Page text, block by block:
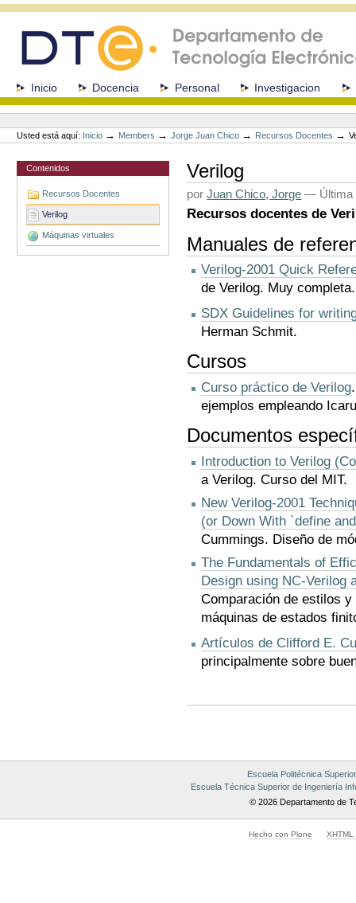
navegación
SeccionesInicio Docencia Personal Investigacion
Herramientas
Personales
Usted está aquí: Inicio → Members →Jorge Juan Chico → Recursos Docentes →
Contenidos
Recursos Docentes
Verilog
Máquinas virtuales
Verilog
porJuan Chico, Jorge —
Recursos docentes de
Manuales de
Verilog-2001 Quick
de Verilog. Muy completa.
SDX Guidelines for
Herman Schmit.
Cursos
Curso práctico de Verilog
ejemplos empleando
Documentos
Introduction to Verilog
a Verilog. Curso del MIT.
New Verilog-2001
(or Down With `define
Cummings. Diseño de
The Fundamentals of
Design using NC-Verilog
Comparación de estilos
máquinas de estados
Artículos de Clifford E.
principalmente sobre
Escuela Politécnica Superior
Escuela Técnica Superior de Ingeniería
© 2026 Departamento de
Hecho con Plone XHTML